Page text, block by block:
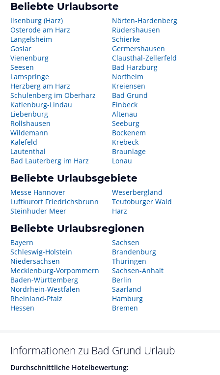
Beliebte Urlaubsorte
Ilsenburg (Harz)
Osterode am Harz
Langelsheim
Goslar
Vienenburg
Seesen
Lamspringe
Herzberg am Harz
Schulenberg im Oberharz
Katlenburg-Lindau
Liebenburg
Rollshausen
Wildemann
Kalefeld
Lautenthal
Bad Lauterberg im Harz
Nörten-Hardenberg
Rüdershausen
Schierke
Germershausen
Clausthal-Zellerfeld
Bad Harzburg
Northeim
Kreiensen
Bad Grund
Einbeck
Altenau
Seeburg
Bockenem
Krebeck
Braunlage
Lonau
Beliebte Urlaubsgebiete
Messe Hannover
Luftkurort Friedrichsbrunn
Steinhuder Meer
Weserbergland
Teutoburger Wald
Harz
Beliebte Urlaubsregionen
Bayern
Schleswig-Holstein
Niedersachsen
Mecklenburg-Vorpommern
Baden-Württemberg
Nordrhein-Westfalen
Rheinland-Pfalz
Hessen
Sachsen
Brandenburg
Thüringen
Sachsen-Anhalt
Berlin
Saarland
Hamburg
Bremen
Informationen zu Bad Grund Urlaub
Durchschnittliche Hotelbewertung: